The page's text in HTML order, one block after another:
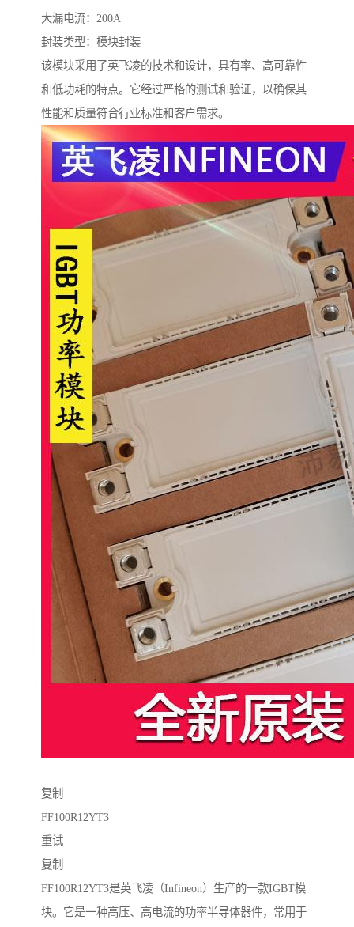
大漏电流：200A
封装类型：模块封装
该模块采用了英飞凌的技术和设计，具有率、高可靠性
和低功耗的特点。它经过严格的测试和验证，以确保其
性能和质量符合行业标准和客户需求。
复制
FF100R12YT3
重试
复制
FF100R12YT3是英飞凌（Infineon）生产的一款IGBT模
块。它是一种高压、高电流的功率半导体器件，常用于